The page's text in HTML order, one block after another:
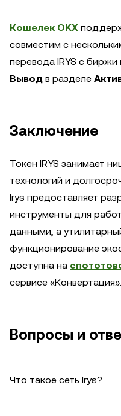
Кошелек OKX
совместим с
перевода IRYS с
Вывод в разделе
Заключение
Токен IRYS занимает
технологий и
Irys предоставляет
инструменты для
данными, а
функционирование
доступна на
сервисе «Конвертация».
Вопросы и
Что такое сеть Irys?